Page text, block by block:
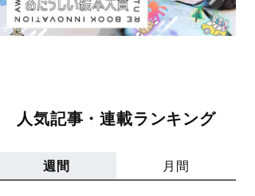
人気記事・連載ランキング
週間 月間